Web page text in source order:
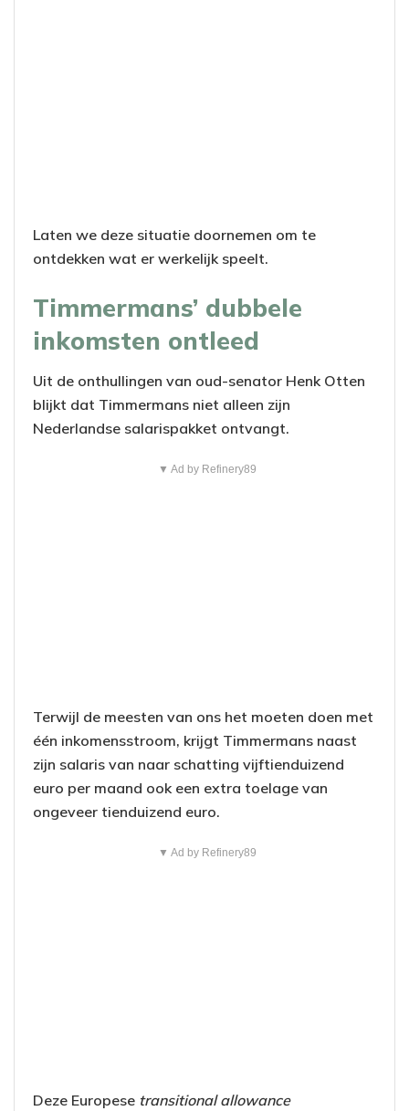
Laten we deze situatie doornemen om te
ontdekken wat er werkelijk speelt.
Timmermans’ dubbele
inkomsten ontleed
Uit de onthullingen van oud-senator Henk Otten
blijkt dat Timmermans niet alleen zijn
Nederlandse salarispakket ontvangt.
▼ Ad by Refinery89
Terwijl de meesten van ons het moeten doen met
één inkomensstroom, krijgt Timmermans naast
zijn salaris van naar schatting vijftienduizend
euro per maand ook een extra toelage van
ongeveer tienduizend euro.
▼ Ad by Refinery89
Deze Europese transitional allowance